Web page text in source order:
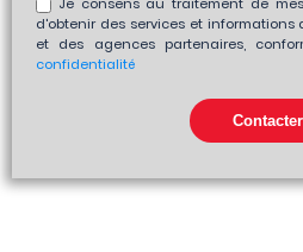
d'obtenir des services et informations
et des agences partenaires,
confidentialité